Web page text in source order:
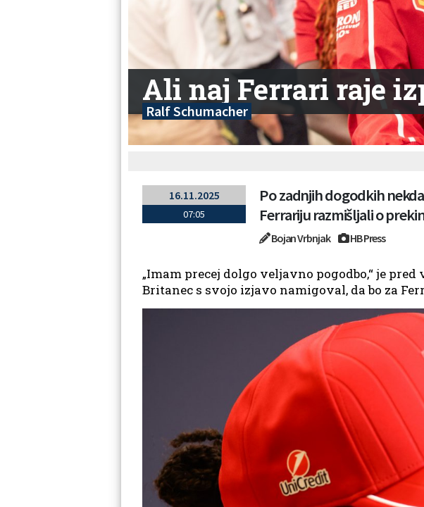
Ali naj Ferrari raje
Ralf Schumacher
16.11.2025
07:05
Po zadnjih dogodkih
Ferrariju razmišljali o
Bojan Vrbnjak HB Press
„Imam precej dolgo veljavno pogodbo,“ je
Britanec s svojo izjavo namigoval, da bo za